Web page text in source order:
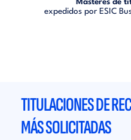
Másteres de
expedidos por ESIC
TITULACIONES DE
MÁS SOLICITADAS